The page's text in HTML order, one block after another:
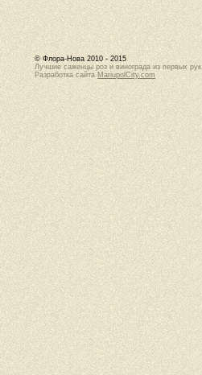
© Флора-Нова 2010 - 2015
Лучшие саженцы роз и винограда из первых рук
Разработка сайтаMariupolCity.com